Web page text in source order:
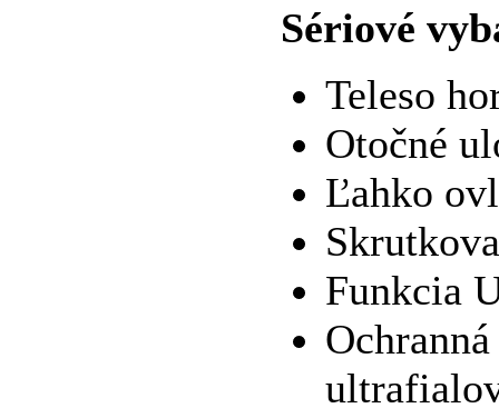
Sériové
Teleso
Otočné
Ľahko
Funkcia